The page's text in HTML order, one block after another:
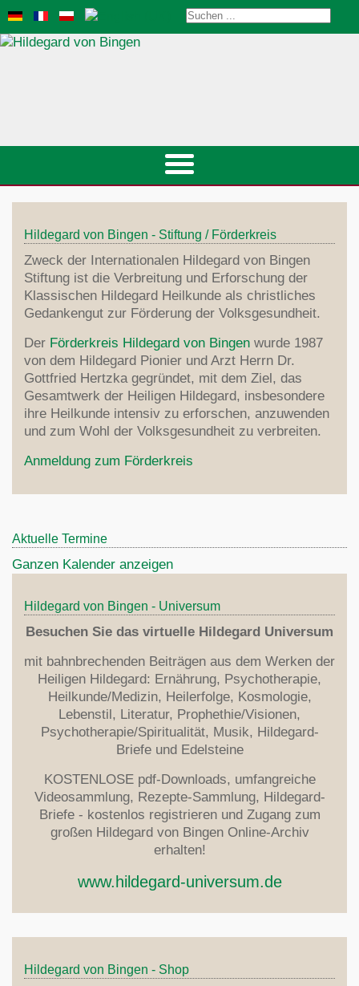
Veranstaltungen
Gesundheitsberater
Lebensstil-Therapie
Klangdom
Hildegard-Kongress 2024
St.Hildegard
Biografie
Pfingstbotschaft
Welt-Kirchenlehrerin
Musik/Medien
Zentrum
Links
Fragen
Heilkunde
Prävention
Naturkosmetik
Krankheiten
Aderlass
Med. Rezepte
Psychotherapie
Ernährung
Diät
Dinkel
Lebensmittel
Rezepte
Hildegard-Medizin
Indikation
Heilmittel
Erfolgsberichte
Hildegard
7 Planeten
Heilung
Erdkugel
Apotheose
Zweite Vision
Sieben Gaben
Literatur
Heilkunde
Hildegard's Werke
Weitere Literatur
Ernährung
Literaturverzeichnis
Stiftung
Förderkreis
Anmeldung
Dr.Wighard Strehlow
Kontakt / Anfahrt
Hildegard von Bingen - Stiftung / Förderkreis
Zweck der Internationalen Hildegard von Bingen
Stiftung ist die Verbreitung und Erforschung der
Klassischen Hildegard Heilkunde als christliches
Gedankengut zur Förderung der Volksgesundheit.
Der Förderkreis Hildegard von Bingen wurde 1987
von dem Hildegard Pionier und Arzt Herrn Dr.
Gottfried Hertzka gegründet, mit dem Ziel, das
Gesamtwerk der Heiligen Hildegard, insbesondere
ihre Heilkunde intensiv zu erforschen, anzuwenden
und zum Wohl der Volksgesundheit zu verbreiten.
Anmeldung zum Förderkreis
Aktuelle Termine
Ganzen Kalender anzeigen
Hildegard von Bingen - Universum
Besuchen Sie das virtuelle Hildegard Universum
mit bahnbrechenden Beiträgen aus dem Werken der
Heiligen Hildegard: Ernährung, Psychotherapie,
Heilkunde/Medizin, Heilerfolge, Kosmologie,
Lebenstil, Literatur, Prophethie/Visionen,
Psychotherapie/Spiritualität, Musik, Hildegard-
Briefe und Edelsteine
KOSTENLOSE pdf-Downloads, umfangreiche
Videosammlung, Rezepte-Sammlung, Hildegard-
Briefe - kostenlos registrieren und Zugang zum
großen Hildegard von Bingen Online-Archiv
erhalten!
www.hildegard-universum.de
Hildegard von Bingen - Shop